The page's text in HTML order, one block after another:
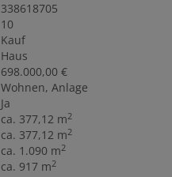
338618705
10
Kauf
Haus
698.000,00 €
Wohnen Anlage
Ja
ca. 377,12 m2
ca. 377,12 m2
ca. 1.090 m2
ca. 917 m2